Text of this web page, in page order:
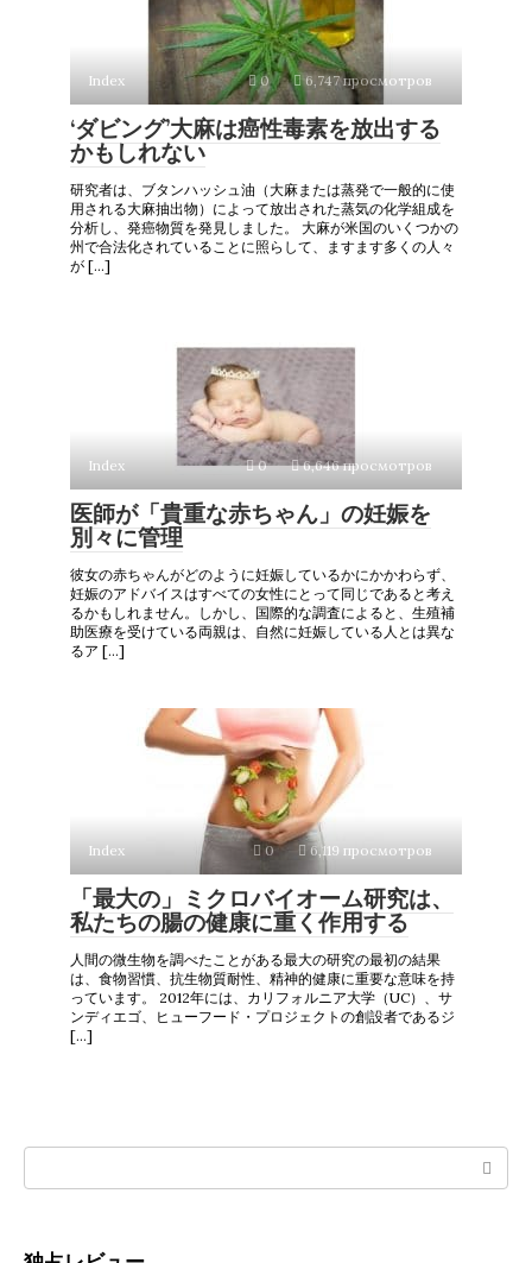
Index 0 6,747 просмотров
‘ダビング’大麻は癌性毒素を放出する
かもしれない
研究者は、ブタンハッシュ油（大麻または蒸発で一般的に使
用される大麻抽出物）によって放出された蒸気の化学組成を
分析し、発癌物質を発見しました。 大麻が米国のいくつかの
州で合法化されていることに照らして、ますます多くの人々
が […]
Index 0 6,646 просмотров
医師が「貴重な赤ちゃん」の妊娠を
別々に管理
彼女の赤ちゃんがどのように妊娠しているかにかかわらず、
妊娠のアドバイスはすべての女性にとって同じであると考え
るかもしれません。しかし、国際的な調査によると、生殖補
助医療を受けている両親は、自然に妊娠している人とは異な
るア […]
Index 0 6,119 просмотров
「最大の」ミクロバイオーム研究は、
私たちの腸の健康に重く作用する
人間の微生物を調べたことがある最大の研究の最初の結果
は、食物習慣、抗生物質耐性、精神的健康に重要な意味を持
っています。 2012年には、カリフォルニア大学（UC）、サ
ンディエゴ、ヒューフード・プロジェクトの創設者であるジ
[…]